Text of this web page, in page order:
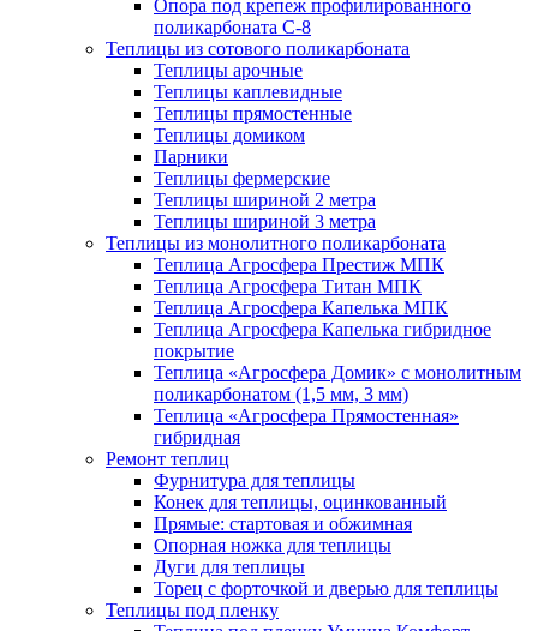
Опора под крепеж профилированного
поликарбоната С-8
Теплицы из сотового поликарбоната
Теплицы арочные
Теплицы каплевидные
Теплицы прямостенные
Теплицы домиком
Парники
Теплицы фермерские
Теплицы шириной 2 метра
Теплицы шириной 3 метра
Теплицы из монолитного поликарбоната
Теплица Агросфера Престиж МПК
Теплица Агросфера Титан МПК
Теплица Агросфера Капелька МПК
Теплица Агросфера Капелька гибридное
покрытие
Теплица «Агросфера Домик» с монолитным
поликарбонатом (1,5 мм, 3 мм)
Теплица «Агросфера Прямостенная»
гибридная
Ремонт теплиц
Фурнитура для теплицы
Конек для теплицы, оцинкованный
Прямые: стартовая и обжимная
Опорная ножка для теплицы
Дуги для теплицы
Торец с форточкой и дверью для теплицы
Теплицы под пленку